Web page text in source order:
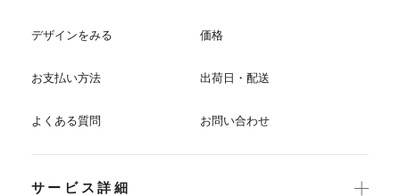
デザインをみる 価格
お支払い方法 出荷日・配送
よくある質問 お問い合わせ
サービス詳細